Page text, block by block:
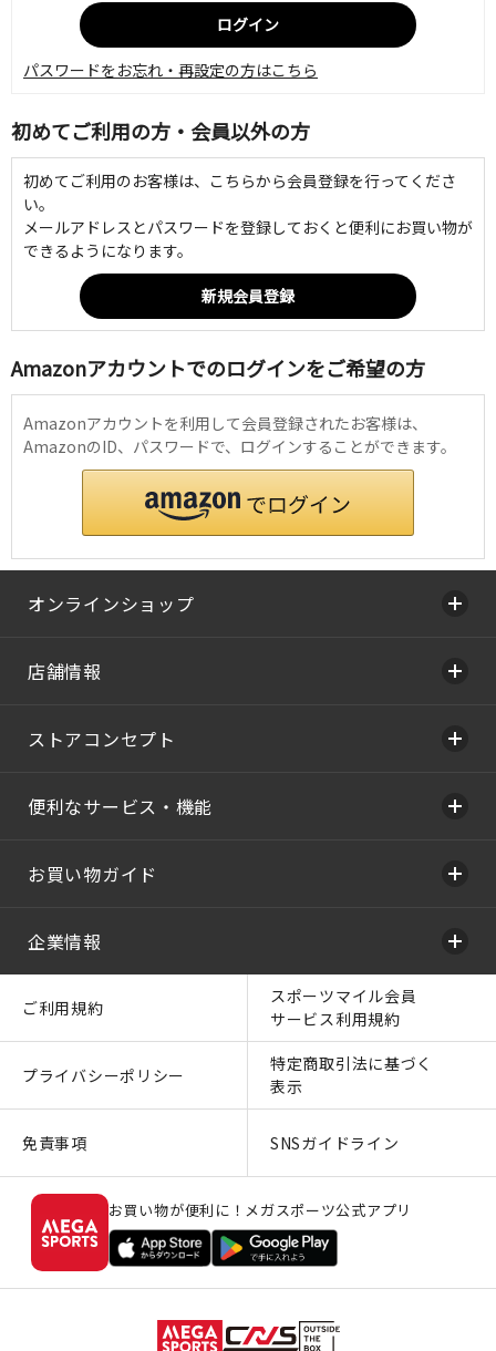
パスワードをお忘れ・再設定の方はこちら
初めてご利用の方・会員以外の方
初めてご利用のお客様は、こちらから会員登録を行ってくださ
い。
メールアドレスとパスワードを登録しておくと便利にお買い物が
できるようになります。
Amazonアカウントでのログインをご希望の方
Amazonアカウントを利用して会員登録されたお客様は、
AmazonのID、パスワードで、ログインすることができます。
オンラインショップ
店舗情報
ストアコンセプト
便利なサービス・機能
お買い物ガイド
企業情報
ご利用規約
スポーツマイル会員
サービス利用規約
プライバシーポリシー
特定商取引法に基づく
表示
免責事項 SNSガイドライン
お買い物が便利に！メガスポーツ公式アプリ